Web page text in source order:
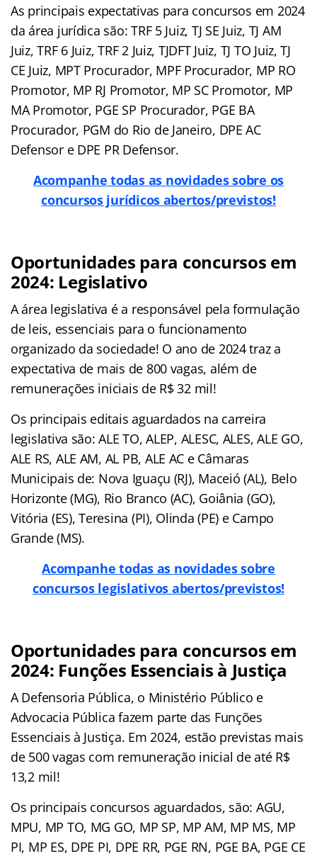
As principais expectativas para concursos em 2024
da área jurídica são: TRF 5 Juiz, TJ SE Juiz, TJ AM
Juiz, TRF 6 Juiz, TRF 2 Juiz, TJDFT Juiz, TJ TO Juiz, TJ
CE Juiz, MPT Procurador, MPF Procurador, MP RO
Promotor, MP RJ Promotor, MP SC Promotor, MP
MA Promotor, PGE SP Procurador, PGE BA
Procurador, PGM do Rio de Janeiro, DPE AC
Defensor e DPE PR Defensor.
Acompanhe todas as novidades sobre os
concursos jurídicos abertos/previstos!
Oportunidades para concursos em
2024: Legislativo
A área legislativa é a responsável pela formulação
de leis, essenciais para o funcionamento
organizado da sociedade! O ano de 2024 traz a
expectativa de mais de 800 vagas, além de
remunerações iniciais de R$ 32 mil!
Os principais editais aguardados na carreira
legislativa são: ALE TO, ALEP, ALESC, ALES, ALE GO,
ALE RS, ALE AM, AL PB, ALE AC e Câmaras
Municipais de: Nova Iguaçu (RJ), Maceió (AL), Belo
Horizonte (MG), Rio Branco (AC), Goiânia (GO),
Vitória (ES), Teresina (PI), Olinda (PE) e Campo
Grande (MS).
Acompanhe todas as novidades sobre
concursos legislativos abertos/previstos!
Oportunidades para concursos em
2024: Funções Essenciais à Justiça
A Defensoria Pública, o Ministério Público e
Advocacia Pública fazem parte das Funções
Essenciais à Justiça. Em 2024, estão previstas mais
de 500 vagas com remuneração inicial de até R$
13,2 mil!
Os principais concursos aguardados, são: AGU,
MPU, MP TO, MG GO, MP SP, MP AM, MP MS, MP
PI, MP ES, DPE PI, DPE RR, PGE RN, PGE BA, PGE CE